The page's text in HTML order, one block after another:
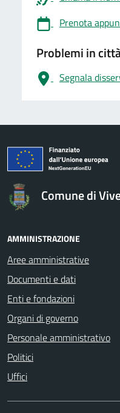
Prenota
Problemi in
Segnala
logo Unione Europea
Comune di
AMMINISTRAZIONE
Aree amministrative
Documenti e dati
Enti e fondazioni
Organi di governo
Personale amministrativo
Politici
Uffici